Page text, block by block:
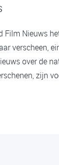
Film Nieuws
verscheen,
over de
zijn